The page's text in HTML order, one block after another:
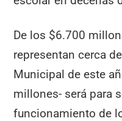
De los $6.700
representan cerca
Municipal de este
millones- será para
funcionamiento de